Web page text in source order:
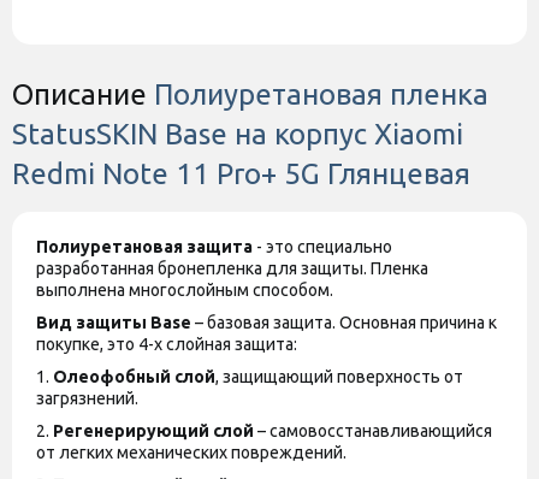
Описание Полиуретановая пленка
StatusSKIN Base на корпус Xiaomi
Redmi Note 11 Pro+ 5G Глянцевая
Полиуретановая защита - это специально
разработанная бронепленка для защиты. Пленка
выполнена многослойным способом.
Вид защиты Base – базовая защита. Основная причина к
покупке, это 4-х слойная защита:
1. Олеофобный слой, защищающий поверхность от
загрязнений.
2. Регенерирующий слой – самовосстанавливающийся
от легких механических повреждений.